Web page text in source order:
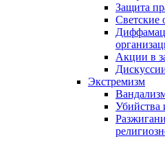
Защита
Светские
Акции в
Экстремизм
Убийства